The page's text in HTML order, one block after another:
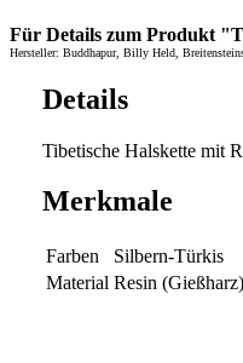
Für Details zum Produkt
Hersteller: Buddhapur, Billy Held,
Details
Tibetische Halskette mit
Merkmale
Farben
Silbern-Türkis
Material Resin (Gießharz)